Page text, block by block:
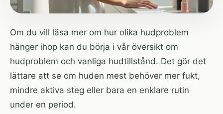
Om du vill läsa mer om hur olika hudproblem
hänger ihop kan du börja i vår översikt om
hudproblem och vanliga hudtillstånd. Det gör det
lättare att se om huden mest behöver mer fukt,
mindre aktiva steg eller bara en enklare rutin
under en period.